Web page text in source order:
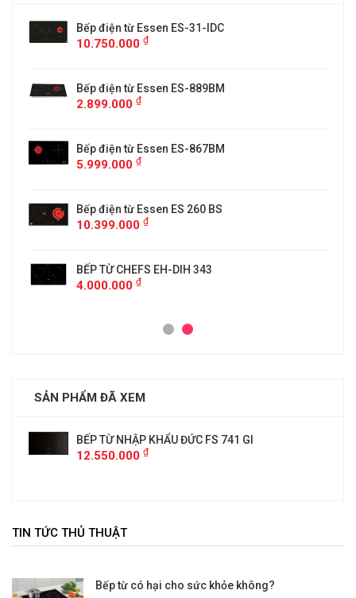
Bếp điện từ Essen ES-31-IDC
10.750.000 ₫
Bếp điện từ Essen ES-889BM
2.899.000 ₫
Bếp điện từ Essen ES-867BM
5.999.000 ₫
Bếp điện từ Essen ES 260 BS
10.399.000 ₫
BẾP TỪ CHEFS EH-DIH 343
4.000.000 ₫
SẢN PHẨM ĐÃ XEM
BẾP TỪ NHẬP KHẨU ĐỨC FS 741 GI
12.550.000 ₫
TIN TỨC THỦ THUẬT
Bếp từ có hại cho sức khỏe không?